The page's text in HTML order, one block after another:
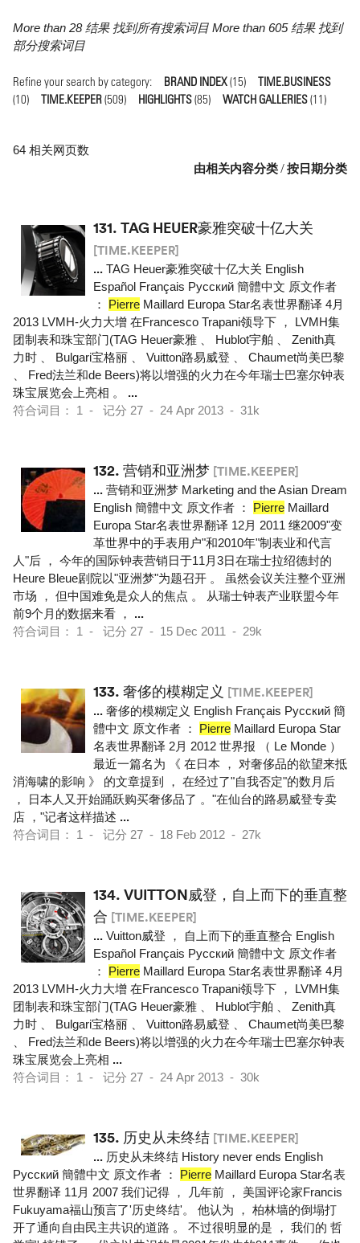
More than 28 结果 找到所有搜索词目 More than 605 结果 找到
部分搜索词目
Refine your search by category: BRAND INDEX(15)
TIME.BUSINESS
(10)
TIME.KEEPER(509) HIGHLIGHTS(85) WATCH GALLERIES(11)
64 相关网页数
由相关内容分类/按日期分类
131. TAG HEUER豪雅突破十亿大关
[TIME.KEEPER]
... TAG Heuer豪雅突破十亿大关 English
Español Français Pусский 簡體中文 原文作者
： Pierre Maillard Europa Star名表世界翻译 4月
2013 LVMH-火力大增 在Francesco Trapani领导下 ， LVMH集
团制表和珠宝部门(TAG Heuer豪雅 、 Hublot宇舶 、 Zenith真
力时 、 Bulgari宝格丽 、 Vuitton路易威登 、 Chaumet尚美巴黎
、 Fred法兰和de Beers)将以增强的火力在今年瑞士巴塞尔钟表
珠宝展览会上亮相 。 ...
符合词目： 1 - 记分 27 - 24 Apr 2013 - 31k
132. 营销和亚洲梦 [TIME.KEEPER]
... 营销和亚洲梦 Marketing and the Asian Dream
English 簡體中文 原文作者 ： Pierre Maillard
Europa Star名表世界翻译 12月 2011 继2009"变
革世界中的手表用户"和2010年"制表业和代言
人"后 ， 今年的国际钟表营销日于11月3日在瑞士拉绍德封的
Heure Bleue剧院以"亚洲梦"为题召开 。 虽然会议关注整个亚洲
市场 ， 但中国难免是众人的焦点 。 从瑞士钟表产业联盟今年
前9个月的数据来看 ， ...
符合词目： 1 - 记分 27 - 15 Dec 2011 - 29k
133. 奢侈的模糊定义 [TIME.KEEPER]
... 奢侈的模糊定义 English Français Pусский 簡
體中文 原文作者 ： Pierre Maillard Europa Star
名表世界翻译 2月 2012 世界报 （ Le Monde ）
最近一篇名为 《 在日本 ， 对奢侈品的欲望来抵
消海啸的影响 》 的文章提到 ， 在经过了"自我否定"的数月后
， 日本人又开始踊跃购买奢侈品了 。"在仙台的路易威登专卖
店 ，"记者这样描述 ...
符合词目： 1 - 记分 27 - 18 Feb 2012 - 27k
134. VUITTON威登，自上而下的垂直整
合 [TIME.KEEPER]
... Vuitton威登 ， 自上而下的垂直整合 English
Español Français Pусский 簡體中文 原文作者
： Pierre Maillard Europa Star名表世界翻译 4月
2013 LVMH-火力大增 在Francesco Trapani领导下 ， LVMH集
团制表和珠宝部门(TAG Heuer豪雅 、 Hublot宇舶 、 Zenith真
力时 、 Bulgari宝格丽 、 Vuitton路易威登 、 Chaumet尚美巴黎
、 Fred法兰和de Beers)将以增强的火力在今年瑞士巴塞尔钟表
珠宝展览会上亮相 ...
符合词目： 1 - 记分 27 - 24 Apr 2013 - 30k
135. 历史从未终结 [TIME.KEEPER]
... 历史从未终结 History never ends English
Pусский 簡體中文 原文作者 ： Pierre Maillard Europa Star名表
世界翻译 11月 2007 我们记得 ， 几年前 ， 美国评论家Francis
Fukuyama福山预言了'历史终结'。 他认为 ， 柏林墙的倒塌打
开了通向自由民主共识的道路 。 不过很明显的是 ， 我们的 哲